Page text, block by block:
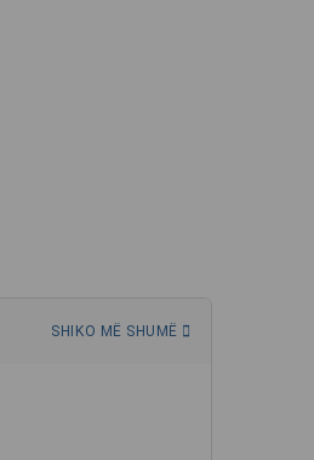
SHIKO MË SHUMË